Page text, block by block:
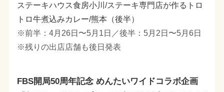
ステーキハウス食房小川/ステーキ専門店が作るトロ
トロ牛煮込みカレー/熊本（後半）
※前半：4月26日〜5月1日／後半：5月2日〜5月6日
※残りの出店店舗も後日発表
FBS開局50周年記念 めんたいワイドコラボ企画